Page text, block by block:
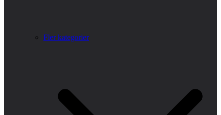
Fler kategorier